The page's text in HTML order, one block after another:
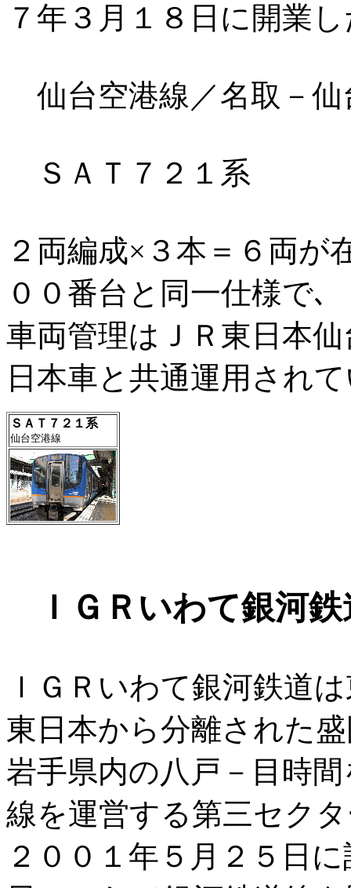
７年３月１８日に開業
仙台空港線／名取－仙
ＳＡＴ７２１系
２両編成×３本＝６両が
００番台と同一仕様で､
車両管理はＪＲ東日本
日本車と共通運用され
ＳＡＴ７２１系
仙台空港線
ＩＧＲいわて銀河
ＩＧＲいわて銀河鉄道
東日本から分離された
岩手県内の八戸－目時
線を運営する第三セク
２００１年５月２５日